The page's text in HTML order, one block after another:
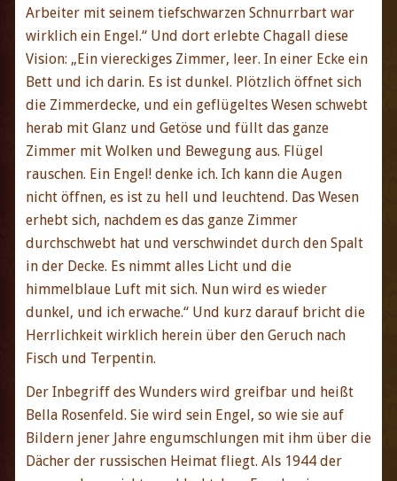
Arbeiter mit seinem tiefschwarzen Schnurrbart war
wirklich ein Engel.“ Und dort erlebte Chagall diese
Vision: „Ein viereckiges Zimmer, leer. In einer Ecke ein
Bett und ich darin. Es ist dunkel. Plötzlich öffnet sich
die Zimmerdecke, und ein geflügeltes Wesen schwebt
herab mit Glanz und Getöse und füllt das ganze
Zimmer mit Wolken und Bewegung aus. Flügel
rauschen. Ein Engel! denke ich. Ich kann die Augen
nicht öffnen, es ist zu hell und leuchtend. Das Wesen
erhebt sich, nachdem es das ganze Zimmer
durchschwebt hat und verschwindet durch den Spalt
in der Decke. Es nimmt alles Licht und die
himmelblaue Luft mit sich. Nun wird es wieder
dunkel, und ich erwache.“ Und kurz darauf bricht die
Herrlichkeit wirklich herein über den Geruch nach
Fisch und Terpentin.
Der Inbegriff des Wunders wird greifbar und heißt
Bella Rosenfeld. Sie wird sein Engel, so wie sie auf
Bildern jener Jahre engumschlungen mit ihm über die
Dächer der russischen Heimat fliegt. Als 1944 der